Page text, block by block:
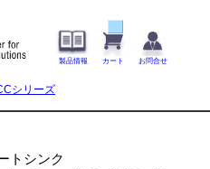
製品情報 カート お問合せ
シリーズ
トシンク